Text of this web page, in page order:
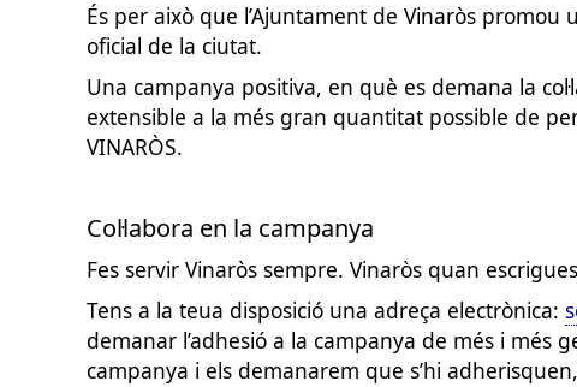
És per això que l’Ajuntament de Vinaròs
oficial de la ciutat.
Una campanya positiva, en què es demana la
extensible a la més gran quantitat possible de
VINARÒS.
Col·labora en la campanya
Fes servir Vinaròs sempre. Vinaròs quan
Tens a la teua disposició una adreça electrònica:
demanar l’adhesió a la campanya de més i més
campanya i els demanarem que s’hi